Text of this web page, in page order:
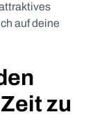
auf deine
zu